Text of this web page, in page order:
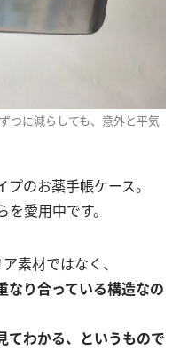
つに減らしても、意外と平気
のお薬手帳ケース。
愛用中です。
素材ではなく、
なり合っている構造なの
てわかる、というもので